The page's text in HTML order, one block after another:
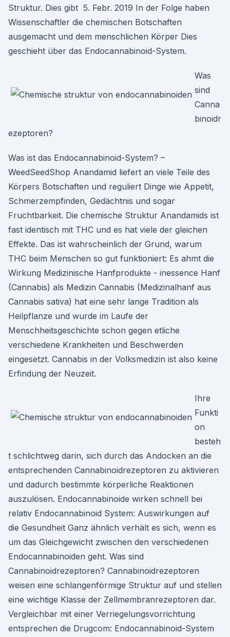
Struktur. Dies gibt 5. Febr. 2019 In der Folge haben
Wissenschaftler die chemischen Botschaften
ausgemacht und dem menschlichen Körper Dies
geschieht über das Endocannabinoid-System.
Was
sind
Canna
binoidr
ezeptoren?
Was ist das Endocannabinoid-System? –
WeedSeedShop Anandamid liefert an viele Teile des
Körpers Botschaften und reguliert Dinge wie Appetit,
Schmerzempfinden, Gedächtnis und sogar
Fruchtbarkeit. Die chemische Struktur Anandamids ist
fast identisch mit THC und es hat viele der gleichen
Effekte. Das ist wahrscheinlich der Grund, warum
THC beim Menschen so gut funktioniert: Es ahmt die
Wirkung Medizinische Hanfprodukte - inessence Hanf
(Cannabis) als Medizin Cannabis (Medizinalhanf aus
Cannabis sativa) hat eine sehr lange Tradition als
Heilpflanze und wurde im Laufe der
Menschheitsgeschichte schon gegen etliche
verschiedene Krankheiten und Beschwerden
eingesetzt. Cannabis in der Volksmedizin ist also keine
Erfindung der Neuzeit.
Ihre
Funkti
on
besteh
t schlichtweg darin, sich durch das Andocken an die
entsprechenden Cannabinoidrezeptoren zu aktivieren
und dadurch bestimmte körperliche Reaktionen
auszulösen. Endocannabinoide wirken schnell bei
relativ Endocannabinoid System: Auswirkungen auf
die Gesundheit Ganz ähnlich verhält es sich, wenn es
um das Gleichgewicht zwischen den verschiedenen
Endocannabinoiden geht. Was sind
Cannabinoidrezeptoren? Cannabinoidrezeptoren
weisen eine schlangenförmige Struktur auf und stellen
eine wichtige Klasse der Zellmembranrezeptoren dar.
Vergleichbar mit einer Verriegelungsvorrichtung
entsprechen die Drugcom: Endocannabinoid-System